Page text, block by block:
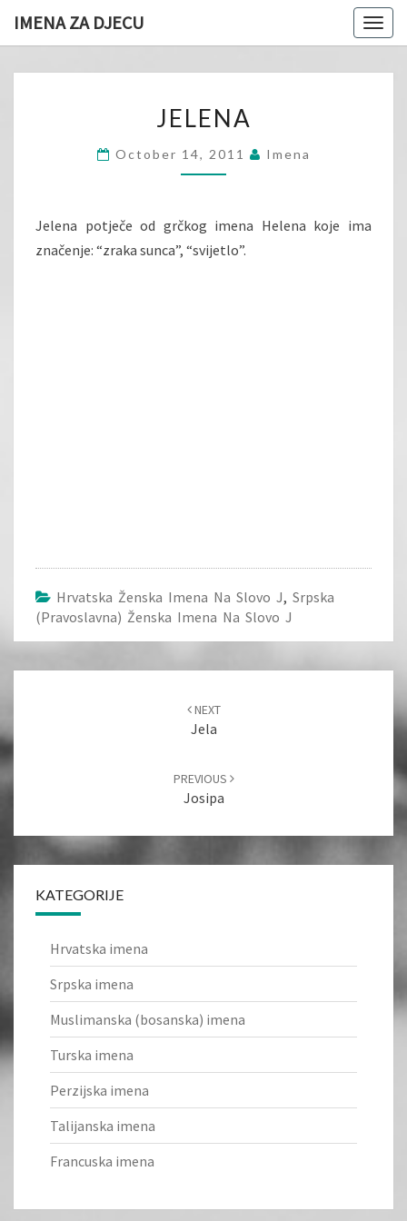
IMENA ZA DJECU
JELENA
October 14, 2011 Imena
Jelena potječe od grčkog imena Helena koje ima
značenje: “zraka sunca”, “svijetlo”.
Hrvatska Ženska Imena Na Slovo J, Srpska
(pravoslavna) Ženska Imena Na Slovo J
NEXT
Jela
PREVIOUS
Josipa
KATEGORIJE
Hrvatska imena
Srpska imena
Muslimanska (bosanska) imena
Turska imena
Perzijska imena
Talijanska imena
Francuska imena